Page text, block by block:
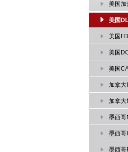
美国加
美国
美国
美国
美国
加拿大
加拿
墨西哥
墨西哥
墨西哥